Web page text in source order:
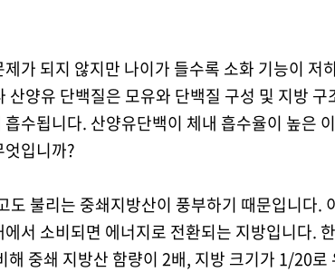
가 되지 않지만 나이가 들수록 소화 기능이 저
산양유 단백질은 모유와 단백질 구성 및 지방
수됩니다. 산양유단백이 체내 흡수율이 높은
입니까?
도 불리는 중쇄지방산이 풍부하기 때문입니다.
서 소비되면 에너지로 전환되는 지방입니다.
해 중쇄 지방산 함량이 2배, 지방 크기가 1/20